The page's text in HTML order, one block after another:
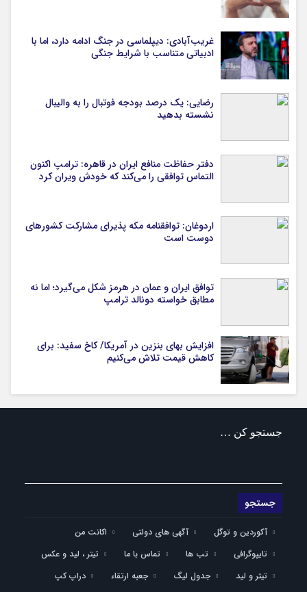
غریب‌آبادی: دیپلماسی در جنگ ادامه دارد، اما با
ادبیاتی متناسب با شرایط جنگی
رضایی: یک درصد بودجه فوتبال را به والیبال
نشسته بدهید
دفتر حفاظت منافع ایران در قاهره: ترامپ اکنون
التماس توافقی را می‌کند که خودش ویران کرد
اردوغان: توافقنامه مکه پذیرای مشارکت کشورهای
دوست است
توافق ایران و عمان در هرمز شکل می‌گیرد؛ اما نه
مطابق خواسته دونالد ترامپ
افزایش بهای بنزین در آمریکا/ کاخ سفید: برای
کاهش قیمت تلاش می‌کنیم
جستجو کن …
آکوردین و توگل آگهی های دولتی
اکانت من
تایپوگرافی
تب ها تماس با ما
تیتر ، لید و عکس
تیتر و لید
جدول لیگ جعبه ارتقاء
دراپ کپ